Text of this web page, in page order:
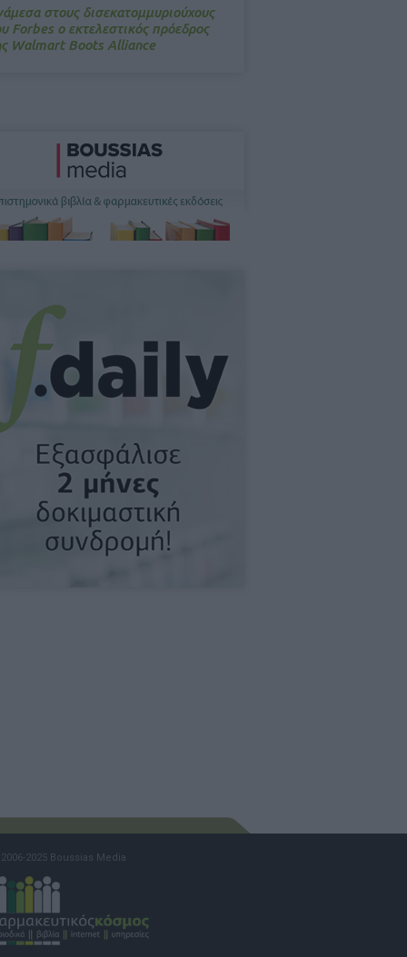
στους δισεκατομμυριούχους
Forbes o εκτελεστικός πρόεδρος
Walmart Boots Alliance
2025 Boussias Media